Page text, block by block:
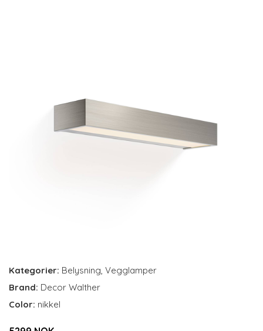
Kategorier: Belysning, Vegglamper
Brand: Decor Walther
Color: nikkel